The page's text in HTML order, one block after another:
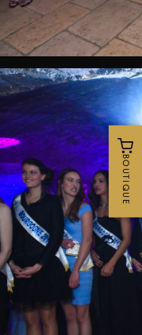
BOUTIQUE